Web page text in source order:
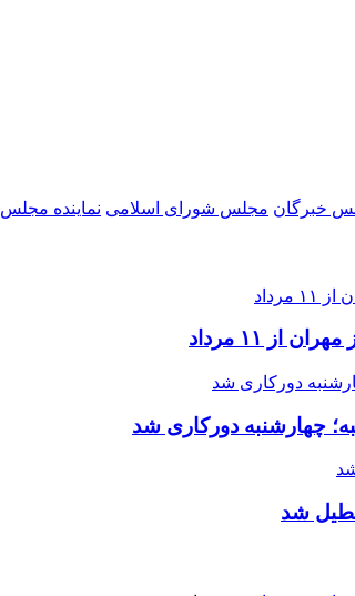
خبرگان مجلس شورای اسلامی نماینده مجلس
۱۱ مرداد
چهارشنبه دورکاری شد
شد